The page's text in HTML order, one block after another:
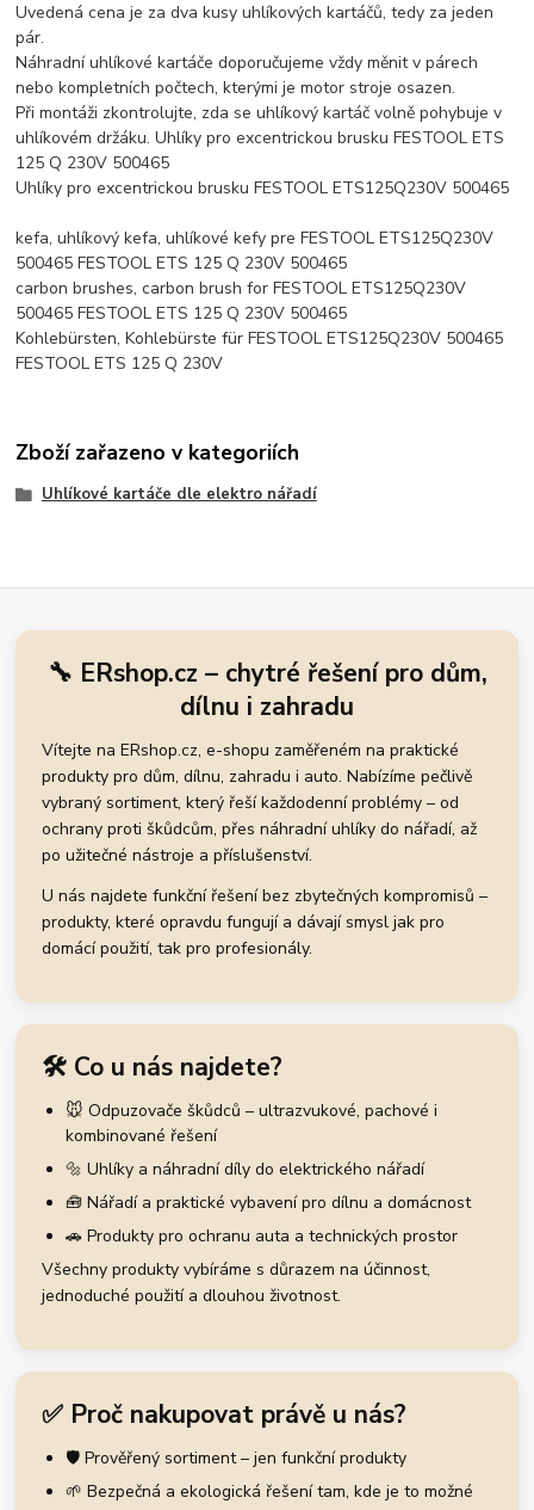
Uvedená cena je za dva kusy uhlíkových kartáčů, tedy za jeden
pár.
Náhradní uhlíkové kartáče doporučujeme vždy měnit v párech
nebo kompletních počtech, kterými je motor stroje osazen.
Při montáži zkontrolujte, zda se uhlíkový kartáč volně pohybuje v
uhlíkovém držáku. Uhlíky pro excentrickou brusku FESTOOL ETS
125 Q 230V 500465
Uhlíky pro excentrickou brusku FESTOOL ETS125Q230V 500465
kefa, uhlíkový kefa, uhlíkové kefy pre FESTOOL ETS125Q230V
500465 FESTOOL ETS 125 Q 230V 500465
carbon brushes, carbon brush for FESTOOL ETS125Q230V
500465 FESTOOL ETS 125 Q 230V 500465
Kohlebürsten, Kohlebürste für FESTOOL ETS125Q230V 500465
FESTOOL ETS 125 Q 230V
Zboží zařazeno v kategoriích
Uhlíkové kartáče dle elektro nářadí
🔧 ERshop.cz – chytré řešení pro dům,
dílnu i zahradu
Vítejte na ERshop.cz, e-shopu zaměřeném na praktické
produkty pro dům, dílnu, zahradu i auto. Nabízíme pečlivě
vybraný sortiment, který řeší každodenní problémy – od
ochrany proti škůdcům, přes náhradní uhlíky do nářadí, až
po užitečné nástroje a příslušenství.
U nás najdete funkční řešení bez zbytečných kompromisů –
produkty, které opravdu fungují a dávají smysl jak pro
domácí použití, tak pro profesionály.
🛠️ Co u nás najdete?
🐭 Odpuzovače škůdců – ultrazvukové, pachové i
kombinované řešení
🔩 Uhlíky a náhradní díly do elektrického nářadí
🧰 Nářadí a praktické vybavení pro dílnu a domácnost
🚗 Produkty pro ochranu auta a technických prostor
Všechny produkty vybíráme s důrazem na účinnost,
jednoduché použití a dlouhou životnost.
✅ Proč nakupovat právě u nás?
🛡️ Prověřený sortiment – jen funkční produkty
🌱 Bezpečná a ekologická řešení tam, kde je to možné